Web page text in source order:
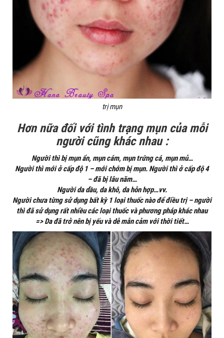
trị mụn
Hơn nữa đối với tình trạng mụn của mỗi
người cũng khác nhau :
Người thì bị mụn ẩn, mụn cám, mụn trứng cá, mụn mủ…
Người thì mới ở cấp độ 1 – mới chớm bị mụn. Người thì ở cấp độ 4
– đã bị lâu năm…
Người da dầu, da khô, da hỗn hợp…vv.
Người chưa từng sử dụng bất kỳ 1 loại thuốc nào để điều trị – người
thì đã sử dụng rất nhiều các loại thuốc và phương pháp khác nhau
=> Da đã trở nên bị yếu và dễ mẫn cảm với thời tiết…